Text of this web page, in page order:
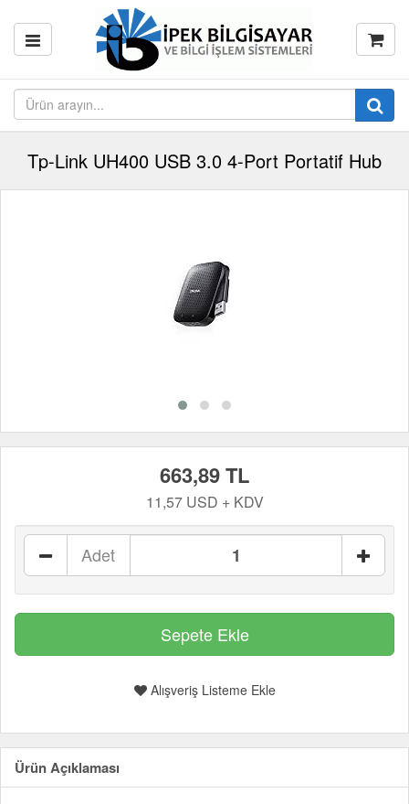
Tp-Link UH400 USB 3.0 4-Port Portatif Hub
663,89 TL
11,57 USD + KDV
Adet
Alışveriş Listeme Ekle
Ürün Açıklaması